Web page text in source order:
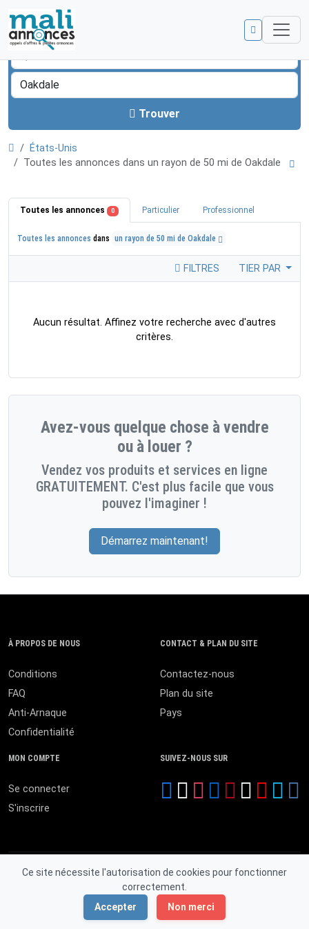
Trouver
États-Unis
Toutes les annonces dans un rayon de 50 mi de Oakdale
Toutes les annonces 0 Particulier Professionnel
Toutes les annonces dans un rayon de 50 mi de Oakdale
FILTRES TIER PAR
Aucun résultat. Affinez votre recherche avec d'autres
critères.
Avez-vous quelque chose à vendre
ou à louer ?
Vendez vos produits et services en ligne
GRATUITEMENT. C'est plus facile que vous
pouvez l'imaginer !
Démarrez maintenant!
Ce site nécessite l'autorisation de cookies pour fonctionner
correctement.
Accepter
Non merci
À PROPOS DE NOUS
Conditions
FAQ
Anti-Arnaque
Confidentialité
CONTACT & PLAN DU SITE
Contactez-nous
Plan du site
Pays
MON COMPTE
Se connecter
S'inscrire
SUIVEZ-NOUS SUR
© 2026 MALI ANNONCES. Tous droits réservés.